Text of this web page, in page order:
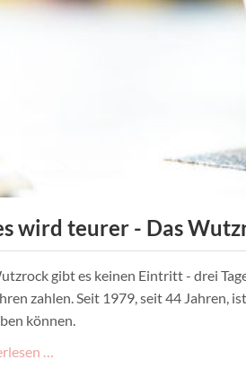
wird teurer - Das
gibt es keinen Eintritt - drei
zahlen. Seit 1979, seit 44 Jahren,
können.
…